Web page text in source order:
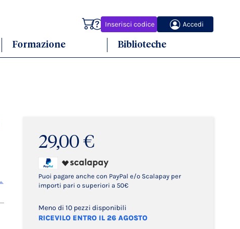
Inserisci codice Accedi
Carrello
Formazione Biblioteche
29,00 €
Puoi pagare anche con PayPal e/o Scalapay per
importi pari o superiori a 50€
Meno di 10 pezzi disponibili
RICEVILO ENTRO IL 26 AGOSTO